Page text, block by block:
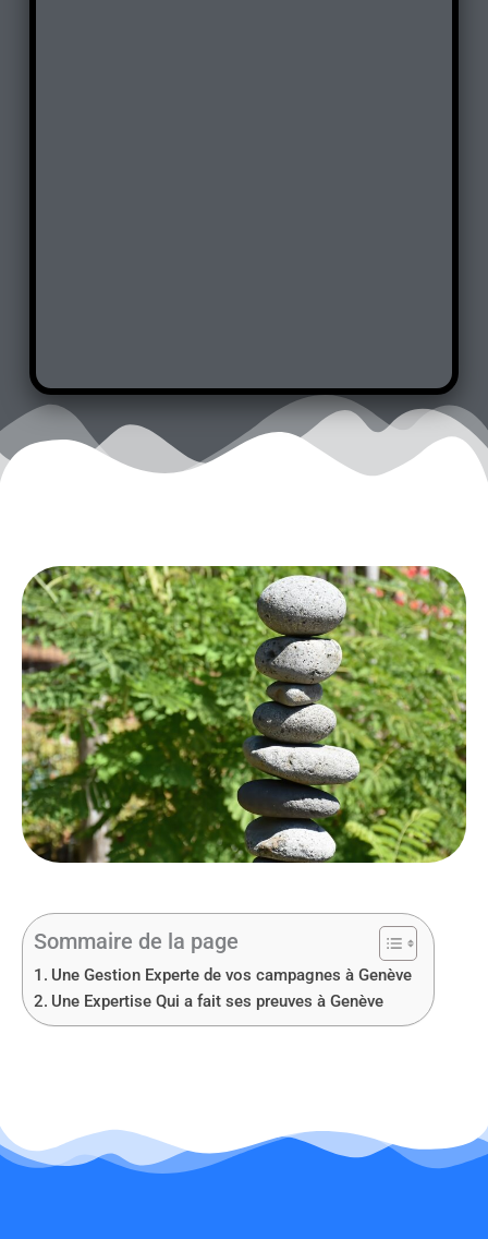
Sommaire de la page
Une Gestion Experte de vos campagnes à Genève
Une Expertise Qui a fait ses preuves à Genève